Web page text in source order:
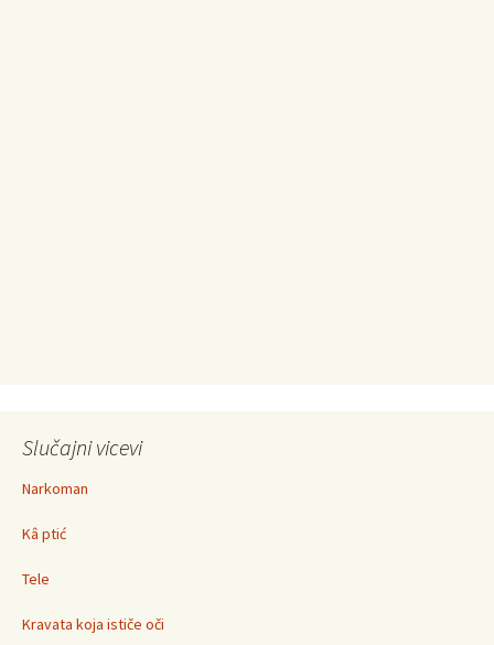
Slučajni vicevi
Narkoman
Kâ ptić
Tele
Kravata koja ističe oči